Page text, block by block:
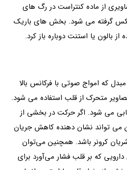
از ماده کنتراست در رگ های
گرفته می شود. بخش های باریک
بالون یا استنت دوباره باز کرد.
که امواج صوتی با فرکانس بالا
متحرک از قلب استفاده می شود.
می شود. اگر حرکت در بخشی از
می تواند نشان دهنده کاهش جریان
کرونر باشد. همچنین می‌توان
که بر قلب فشار می‌آورد برای